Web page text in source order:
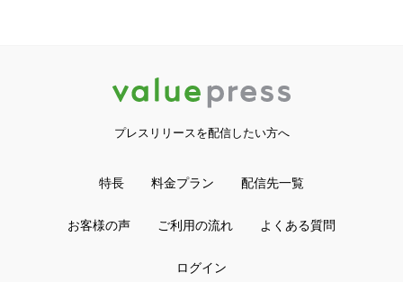
プレスリリースを配信したい方へ
特長 料金プラン 配信先一覧
お客様の声 ご利用の流れ よくある質問
ログイン